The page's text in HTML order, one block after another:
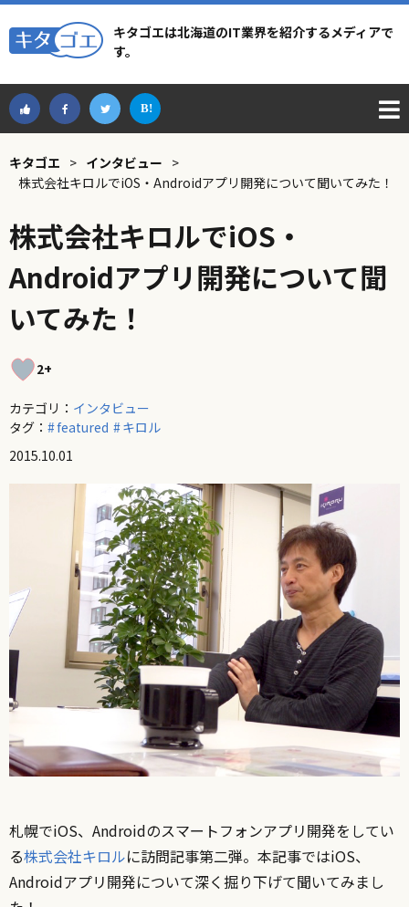
キタゴエは北海道のIT業界を紹介するメディアで
す。
キタゴエ > インタビュー >
株式会社キロルでiOS・Androidアプリ開発について聞いてみた！
株式会社キロルでiOS・
Androidアプリ開発について聞
いてみた！
2+
カテゴリ： インタビュー
タグ：
featured
キロル
2015.10.01
札幌でiOS、Androidのスマートフォンアプリ開発をしてい
る株式会社キロルに訪問記事第二弾。本記事ではiOS、
Androidアプリ開発について深く掘り下げて聞いてみまし